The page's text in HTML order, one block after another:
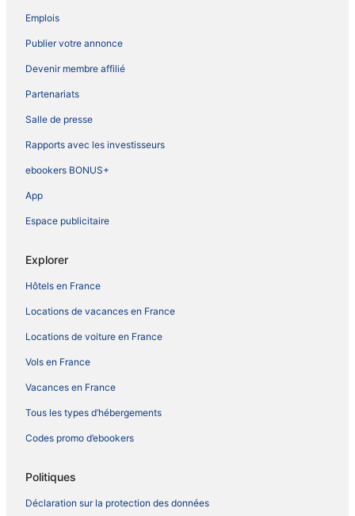
Emplois
Publier votre annonce
Devenir membre affilié
Partenariats
Salle de presse
Rapports avec les investisseurs
ebookers BONUS+
App
Espace publicitaire
Explorer
Hôtels en France
Locations de vacances en France
Locations de voiture en France
Vols en France
Vacances en France
Tous les types d’hébergements
Codes promo d’ebookers
Politiques
Déclaration sur la protection des données